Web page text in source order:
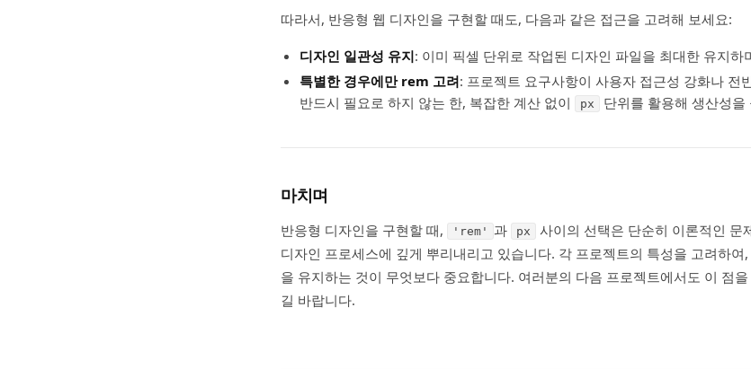
따라서, 반응형 웹 디자인을 구현할 때도, 다음과 같은 접근을 고려해 보세요:
디자인 일관성 유지: 이미 픽셀 단위로 작업된 디자인 파일을 최대한 유지하
특별한 경우에만 rem 고려: 프로젝트 요구사항이 사용자 접근성 강화나 전
반드시 필요로 하지 않는 한, 복잡한 계산 없이
px 단위를 활용해 생산성
마치며
반응형 디자인을 구현할 때, 'rem' 과 px
사이의 선택은 단순히 이론적인 문
디자인 프로세스에 깊게 뿌리내리고 있습니다. 각 프로젝트의 특성을 고려하
을 유지하는 것이 무엇보다 중요합니다. 여러분의 다음 프로젝트에서도 이 점
길 바랍니다.